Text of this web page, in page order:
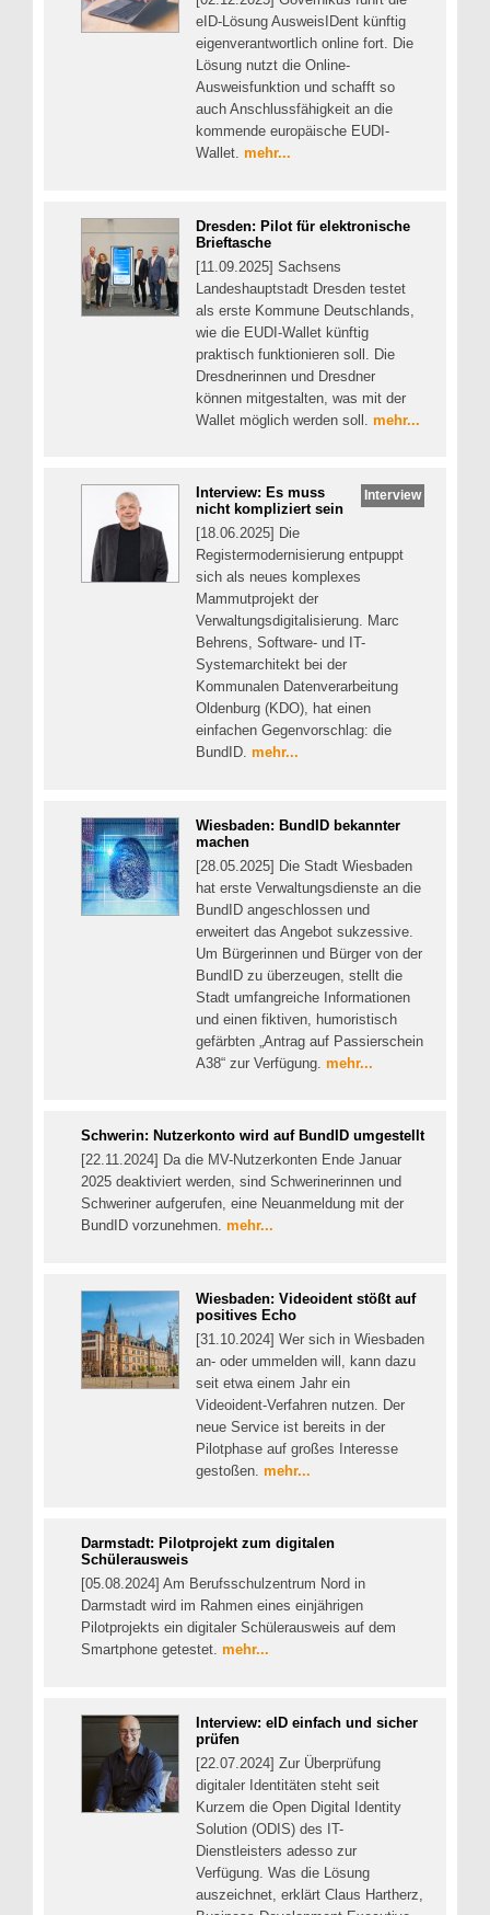
eID-Lösung AusweisIDent künftig
eigenverantwortlich online fort. Die
Lösung nutzt die Online-
Ausweisfunktion und schafft so
auch Anschlussfähigkeit an die
kommende europäische EUDI-
Wallet. mehr...
Dresden: Pilot für elektronische
Brieftasche
[11.09.2025] Sachsens
Landeshauptstadt Dresden testet
als erste Kommune Deutschlands,
wie die EUDI-Wallet künftig
praktisch funktionieren soll. Die
Dresdnerinnen und Dresdner
können mitgestalten, was mit der
Wallet möglich werden soll. mehr...
Interview
Interview: Es muss
nicht kompliziert sein
[18.06.2025] Die
Registermodernisierung entpuppt
sich als neues komplexes
Mammutprojekt der
Verwaltungsdigitalisierung. Marc
Behrens, Software- und IT-
Systemarchitekt bei der
Kommunalen Datenverarbeitung
Oldenburg (KDO), hat einen
einfachen Gegenvorschlag: die
BundID. mehr...
Wiesbaden: BundID bekannter
machen
[28.05.2025] Die Stadt Wiesbaden
hat erste Verwaltungsdienste an die
BundID angeschlossen und
erweitert das Angebot sukzessive.
Um Bürgerinnen und Bürger von der
BundID zu überzeugen, stellt die
Stadt umfangreiche Informationen
und einen fiktiven, humoristisch
gefärbten „Antrag auf Passierschein
A38“ zur Verfügung. mehr...
Schwerin: Nutzerkonto wird auf BundID umgestellt
[22.11.2024] Da die MV-Nutzerkonten Ende Januar
2025 deaktiviert werden, sind Schwerinerinnen und
Schweriner aufgerufen, eine Neuanmeldung mit der
BundID vorzunehmen. mehr...
Wiesbaden: Videoident stößt auf
positives Echo
[31.10.2024] Wer sich in Wiesbaden
an- oder ummelden will, kann dazu
seit etwa einem Jahr ein
Videoident-Verfahren nutzen. Der
neue Service ist bereits in der
Pilotphase auf großes Interesse
gestoßen. mehr...
Darmstadt: Pilotprojekt zum digitalen
Schülerausweis
[05.08.2024] Am Berufsschulzentrum Nord in
Darmstadt wird im Rahmen eines einjährigen
Pilotprojekts ein digitaler Schülerausweis auf dem
Smartphone getestet. mehr...
Interview: eID einfach und sicher
prüfen
[22.07.2024] Zur Überprüfung
digitaler Identitäten steht seit
Kurzem die Open Digital Identity
Solution (ODIS) des IT-
Dienstleisters adesso zur
Verfügung. Was die Lösung
auszeichnet, erklärt Claus Hartherz,